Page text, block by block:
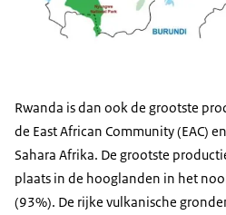
Rwanda is dan ook de grootste
de East African Community (EAC)
Sahara Afrika. De grootste
plaats in de hooglanden in het
(93%). De rijke vulkanische